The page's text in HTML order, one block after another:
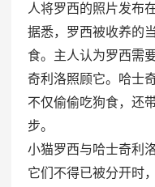
人将罗西的照片发布
据悉，罗西被收养的
食。主人认为罗西需
奇利洛照顾它。哈士
不仅偷偷吃狗食，还
步。
小猫罗西与哈士奇利
它们不得已被分开时